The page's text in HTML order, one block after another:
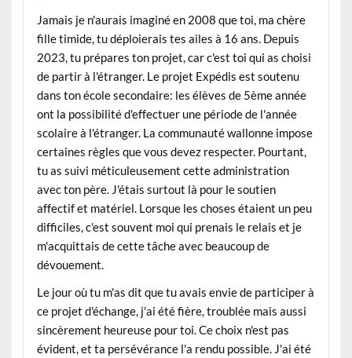
Jamais je n'aurais imaginé en 2008 que toi, ma chère
fille timide, tu déploierais tes ailes à 16 ans. Depuis
2023, tu prépares ton projet, car c'est toi qui as choisi
de partir à l'étranger. Le projet Expédis est soutenu
dans ton école secondaire: les élèves de 5ème année
ont la possibilité d'effectuer une période de l'année
scolaire à l'étranger. La communauté wallonne impose
certaines règles que vous devez respecter. Pourtant,
tu as suivi méticuleusement cette administration
avec ton père. J'étais surtout là pour le soutien
affectif et matériel. Lorsque les choses étaient un peu
difficiles, c'est souvent moi qui prenais le relais et je
m'acquittais de cette tâche avec beaucoup de
dévouement.
Le jour où tu m'as dit que tu avais envie de participer à
ce projet d'échange, j'ai été fière, troublée mais aussi
sincèrement heureuse pour toi. Ce choix n'est pas
évident, et ta persévérance l'a rendu possible. J'ai été